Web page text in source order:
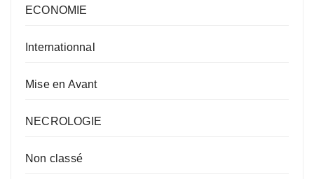
ECONOMIE
Internationnal
Mise en Avant
NECROLOGIE
Non classé